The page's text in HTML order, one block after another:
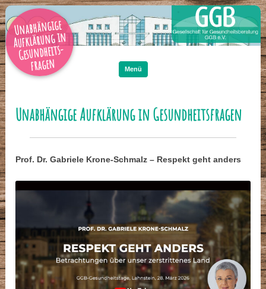
Unabhängige
Aufklärung in
Gesundheits-
fragen Menü
Unabhängige Aufklärung in Gesundheitsfragen
Prof. Dr. Gabriele Krone-Schmalz – Respekt geht anders